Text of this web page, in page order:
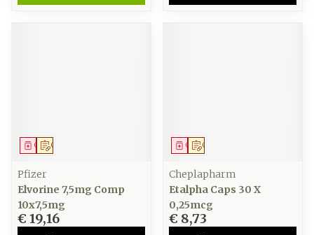
Op voorschrift
Geneesmiddel
Pfizer
Elvorine 7,5mg Comp
10x7,5mg
€ 19,16
Op voorschrift
Geneesmiddel
Cheplapharm
Etalpha Caps 30 X
0,25mcg
€ 8,73